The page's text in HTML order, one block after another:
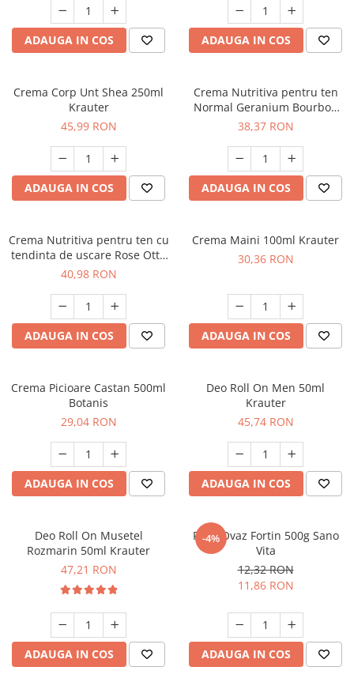
ADAUGA IN COS ADAUGA IN COS
Crema Corp Unt Shea 250ml
Krauter
45,99 RON
ADAUGA IN COS
Crema Nutritiva pentru ten
Normal Geranium Bourbon
30g Naturotto
38,37 RON
ADAUGA IN COS
Crema Nutritiva pentru ten cu
tendinta de uscare Rose Otto
30g Naturotto
40,98 RON
ADAUGA IN COS
Crema Maini 100ml Krauter
30,36 RON
ADAUGA IN COS
Crema Picioare Castan 500ml
Botanis
29,04 RON
ADAUGA IN COS
Deo Roll On Men 50ml
Krauter
45,74 RON
ADAUGA IN COS
Deo Roll On Musetel
Rozmarin 50ml Krauter
47,21 RON
ADAUGA IN COS
-4%
Fulgi Ovaz Fortin 500g Sano
Vita
12,32 RON
11,86 RON
ADAUGA IN COS